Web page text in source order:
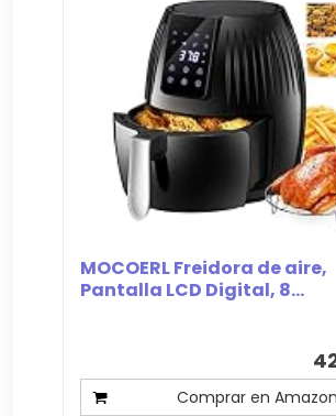
MOCOERL Freidora de aire,
Pantalla LCD Digital, 8...
Comprar en Amazon